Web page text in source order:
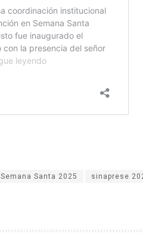
Semana Santa 2025 sinaprese